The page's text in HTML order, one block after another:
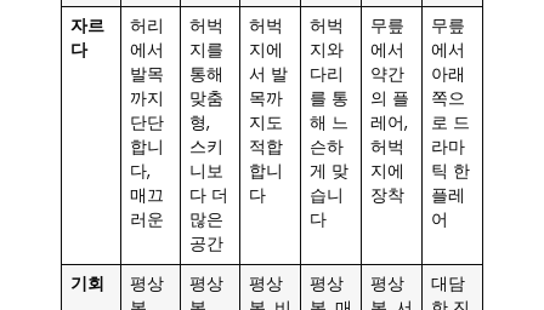
자르
다
허리
에서
발목
까지
단단
합니
다,
매끄
러운
허벅
지를
통해
맞춤
형,
스키
니보
다 더
많은
공간
허벅
지에
서 발
목까
지도
적합
합니
다
허벅
지와
다리
를 통
해 느
슨하
게 맞
습니
다
무릎
에서
약간
의 플
레어,
허벅
지에
장착
무릎
에서
아래
쪽으
로 드
라마
틱 한
플레
어
기회
평상
평상
평상
평상
평상
대담